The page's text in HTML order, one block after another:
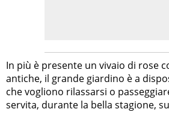
In più è presente un vivaio di rose
antiche, il grande giardino è a
che vogliono rilassarsi o
servita, durante la bella stagione,